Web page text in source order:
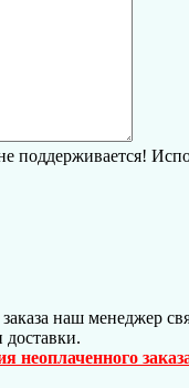
поддерживается!
наш менеджер
доставки.
неоплаченного